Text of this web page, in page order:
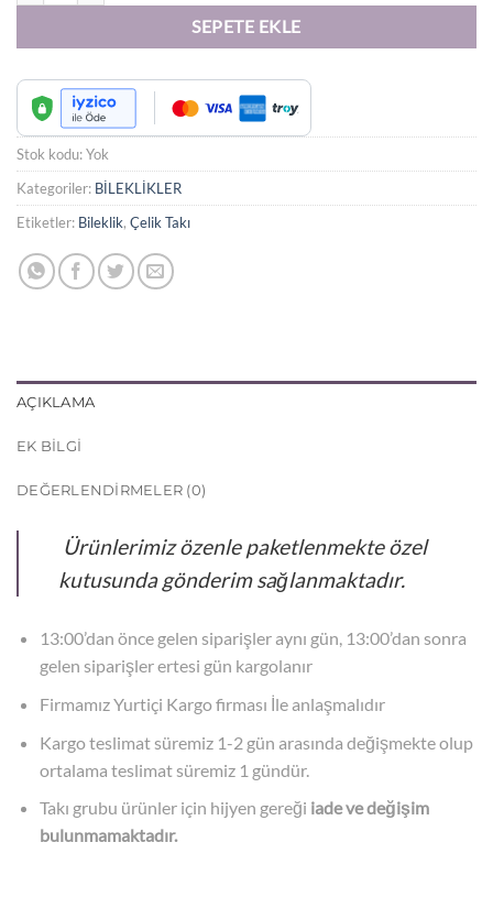
SEPETE EKLE
Stok kodu:Yok
Kategoriler: BİLEKLİKLER
Etiketler: Bileklik, Çelik Takı
AÇIKLAMA
EK BILGI
DEĞERLENDIRMELER (0)
Ürünlerimizözenle paketlenmekte özel
kutusunda gönderim sağlanmaktadır.
13:00’dan önce gelen siparişler aynı gün, 13:00’dan sonra
gelen siparişler ertesi gün kargolanır
Firmamız Yurtiçi Kargo firması İle anlaşmalıdır
Kargo teslimat süremiz 1-2 gün arasında değişmekte olup
ortalama teslimat süremiz 1 gündür.
Takı grubu ürünler için hijyen gereği iade ve değişim
bulunmamaktadır.